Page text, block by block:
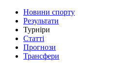
Новини спорту
Результати
Турніри
Статті
Прогнози
Трансфери